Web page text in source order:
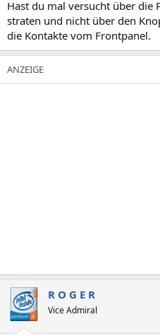
Hast du mal versucht über die
straten und nicht über den
die Kontakte vom Frontpanel.
R O G E R
Vice Admiral